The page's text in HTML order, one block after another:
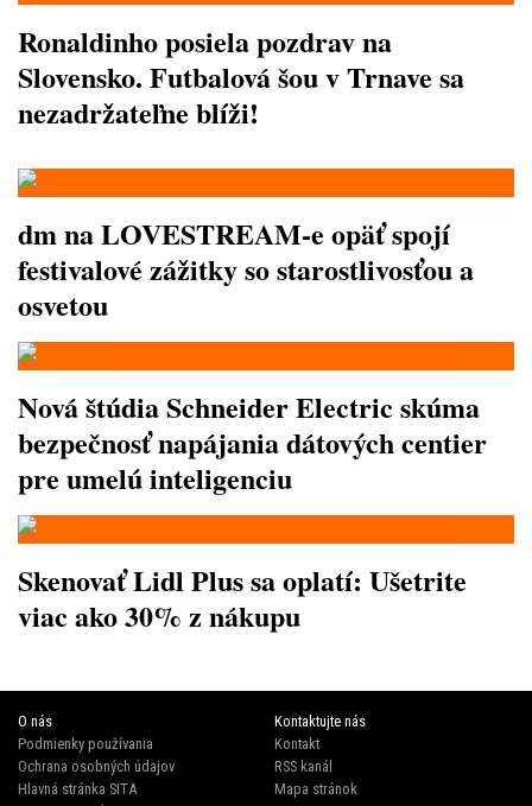
Ronaldinho posiela pozdrav na
Slovensko. Futbalová šou v Trnave sa
nezadržateľne blíži!
dm na LOVESTREAM-e opäť spojí
festivalové zážitky so starostlivosťou a
osvetou
Nová štúdia Schneider Electric skúma
bezpečnosť napájania dátových centier
pre umelú inteligenciu
Skenovať Lidl Plus sa oplatí: Ušetrite
viac ako 30% z nákupu
O nás
Podmienky používania
Ochrana osobných údajov
Hlavná stránka SITA
Kontaktujte nás
Kontakt
RSS kanál
Mapa stránok